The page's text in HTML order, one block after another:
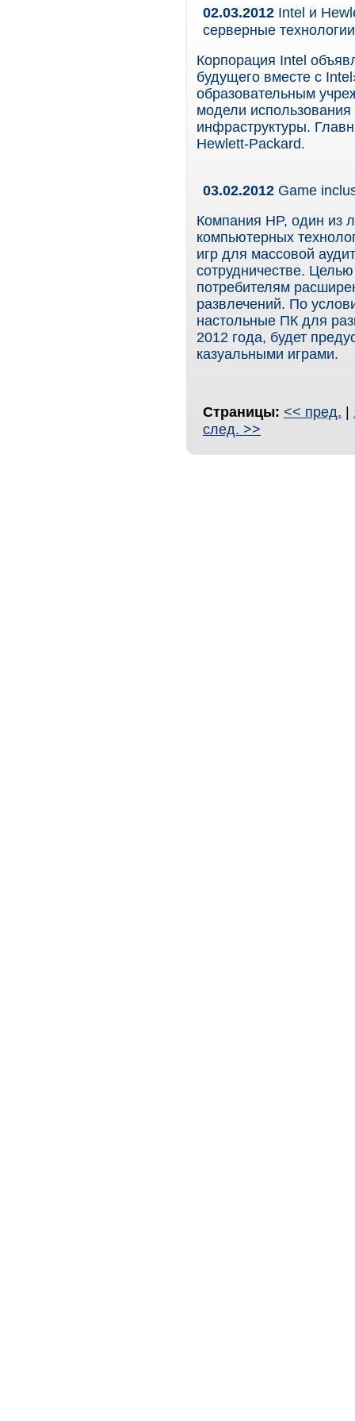
02.03.2012 Intel и
серверные
Корпорация Intel
будущего вместе с
образовательным
модели
инфраструктуры.
Hewlett-Packard.
03.02.2012 Game
Компания HP, один из
компьютерных
игр для массовой
сотрудничестве.
потребителям
развлечений. По
настольные ПК для
2012 года, будет
казуальными играми.
Страницы: << пред. |
след. >>